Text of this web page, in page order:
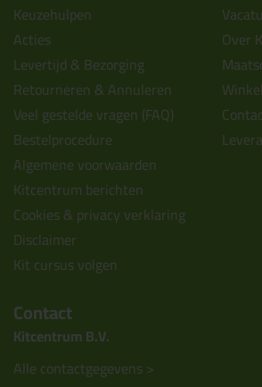
Keuzehulpen
Acties
Levertijd & Bezorging
Retourneren & Annuleren
Veel gestelde vragen (FAQ)
Bestelprocedure
Algemene voorwaarden
Kitcentrum berichten
Cookies & privacy verklaring
Disclaimer
Kit cursus volgen
Over
Contact
Kitcentrum B.V.
Alle contactgegevens >